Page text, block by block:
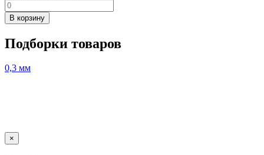
В корзину
Подборки товаров
0,3 мм
×